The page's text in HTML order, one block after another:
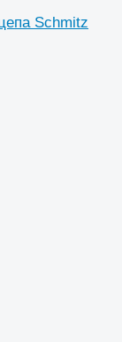
Schmitz